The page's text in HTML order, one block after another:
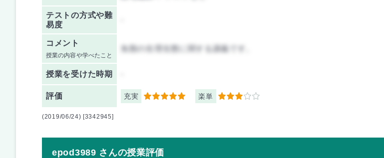
テストの方式や難
易度
コメント
授業の内容や学べたこと
魚類の生理生態に関する講義です。
授業を受けた時期
評価 充実 5 楽単 3
(2019/06/24) [3342945]
epod3989 さんの授業評価